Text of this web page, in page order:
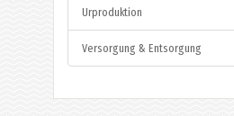
Urproduktion
Versorgung & Entsorgung